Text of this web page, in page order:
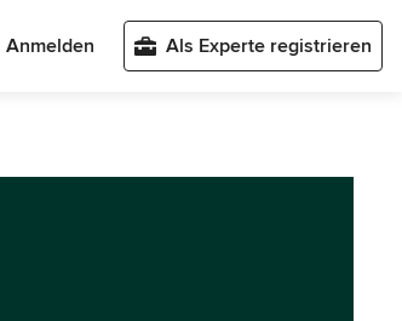
Anmelden Als Experte registrieren